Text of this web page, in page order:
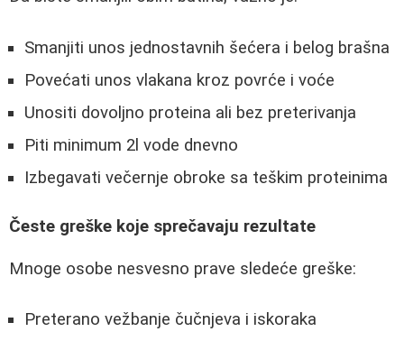
Smanjiti unos jednostavnih šećera i belog brašna
Povećati unos vlakana kroz povrće i voće
Unositi dovoljno proteina ali bez preterivanja
Piti minimum 2l vode dnevno
Izbegavati večernje obroke sa teškim proteinima
Česte greške koje sprečavaju rezultate
Mnoge osobe nesvesno prave sledeće greške:
Preterano vežbanje čučnjeva i iskoraka